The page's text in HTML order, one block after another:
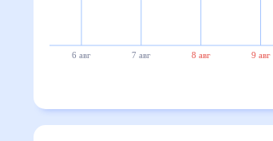
6 авг 7 авг 8 авг 9 авг